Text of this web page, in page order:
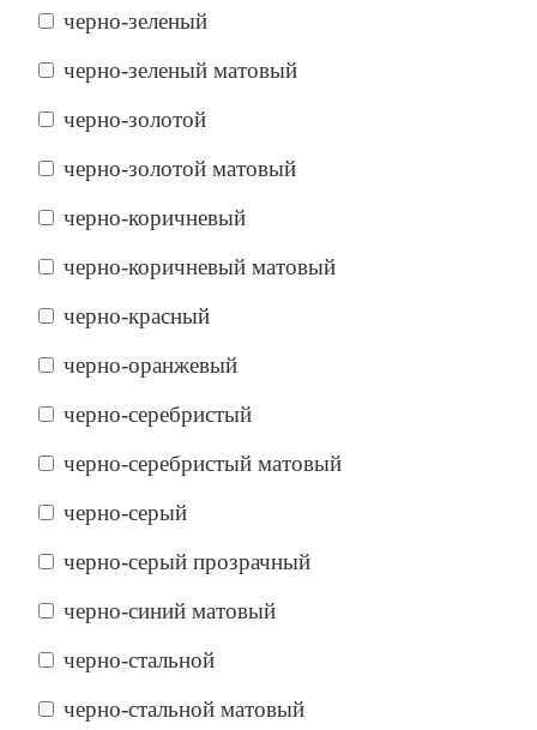
черно-зеленый
черно-зеленый матовый
черно-золотой
черно-золотой матовый
черно-коричневый
черно-коричневый матовый
черно-красный
черно-оранжевый
черно-серебристый
черно-серебристый матовый
черно-серый
черно-серый прозрачный
черно-синий матовый
черно-стальной
черно-стальной матовый